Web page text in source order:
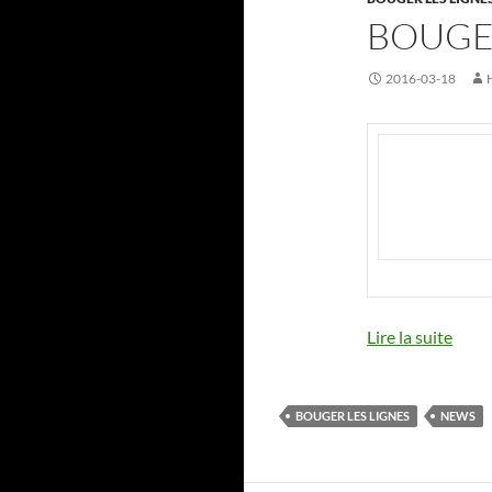
2016-03-18
Lire la suite
BOUGER LES LIGNES NEWS